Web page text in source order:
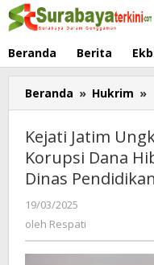
Lewati
ke
Beranda Berita
Beranda » Hukrim »
Kejati Jatim
Korupsi Dana
Dinas
19/03/2025
oleh Respati